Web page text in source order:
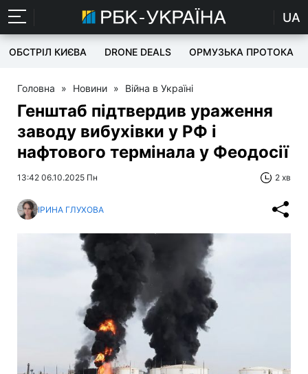
UA
ОБСТРІЛ КИЄВА DRONE DEALS ОРМУЗЬКА ПРОТОКА
Головна » Новини » Війна в Україні
Генштаб підтвердив ураження
заводу вибухівки у РФ і
нафтового термінала у Феодосії
13:42 06.10.2025 Пн 2 хв
ІРИНА ГЛУХОВА